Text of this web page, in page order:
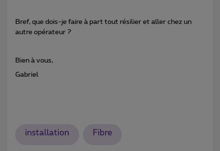
Bref, que dois-je faire à part tout résilier et aller chez un
autre opérateur ?
Bien à vous,
Gabriel
installation Fibre